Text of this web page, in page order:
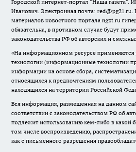
Городской интернет-портал "Наша газета".
Иванович. Электронная почта: red@pg21.ru.
материалов новостного портала ngzt.ru
обязательна, в противном случае будут
законодательства РФ об авторских и
«На информационном ресурсе применяются
технологии (информационные технологии
информации на основе сбора,
относящихся к предпочтениям
находящихся на территории Российской
Вся информация, размещенная на данном
соответствии с законодательством РФ об
подлежит использованию кем-либо в какой
том числе воспроизведению,
как с письменного разрешения